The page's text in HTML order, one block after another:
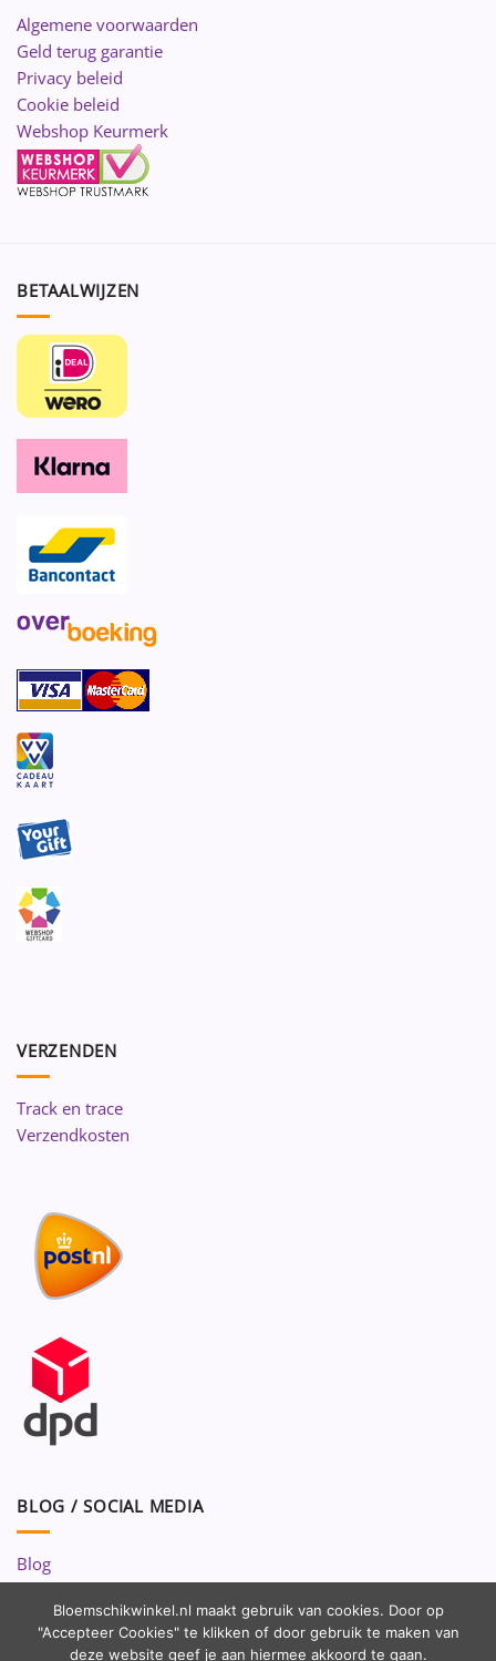
Algemene voorwaarden
Geld terug garantie
Privacy beleid
Cookie beleid
Webshop Keurmerk
BETAALWIJZEN
VERZENDEN
Track en trace
Verzendkosten
BLOG / SOCIAL MEDIA
Blog
Volg ons op:
Bloemschikwinkel.nl maakt gebruik van cookies. Door op
"Accepteer Cookies" te klikken of door gebruik te maken van
deze website geef je aan hiermee akkoord te gaan.